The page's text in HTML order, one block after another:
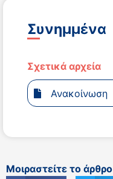
Συνημμένα
Σχετικά αρχεία
Ανακοίνωση
Μοιραστείτε το άρθρο